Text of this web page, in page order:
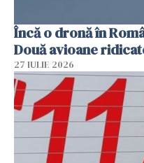
Încă o dronă în
Două avioane
27 IULIE 2026